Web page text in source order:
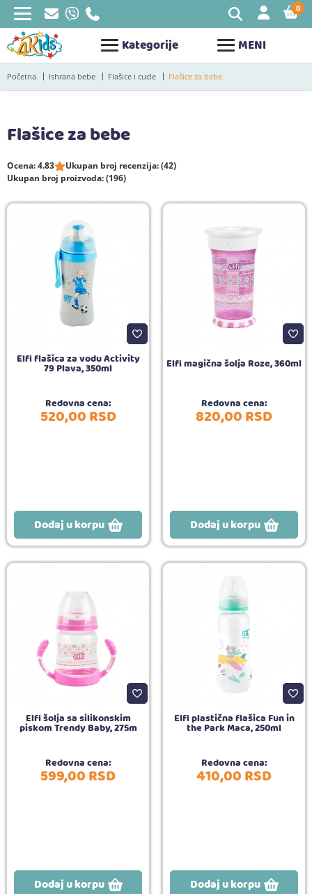
Kategorije MENI
0
Početna Ishrana bebe Flašice i cucle Flašice za bebe
Flašice za bebe
Ocena: 4.83
Ukupan broj recenzija: (42)
Ukupan broj proizvoda: (196)
Elfi flašica za vodu Activity
79 Plava, 350ml
Redovna cena:
520,00RSD
Dodaj u korpu
Elfi magična šolja Roze, 360ml
Redovna cena:
820,00RSD
Dodaj u korpu
Elfi šolja sa silikonskim
piskom Trendy Baby, 275m
Redovna cena:
599,00RSD
Dodaj u korpu
Elfi plastična flašica Fun in
the Park Maca, 250ml
Redovna cena:
410,00RSD
Dodaj u korpu